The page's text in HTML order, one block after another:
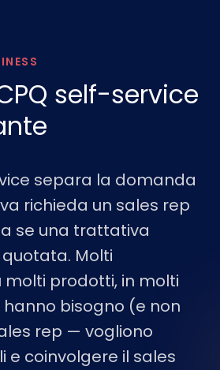
self-service
separa la domanda
richieda un sales rep
se una trattativa
Molti
prodotti, in molti
bisogno (e non
rep — vogliono
e coinvolgere il sales